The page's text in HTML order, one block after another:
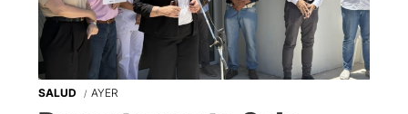
SALUD AYER